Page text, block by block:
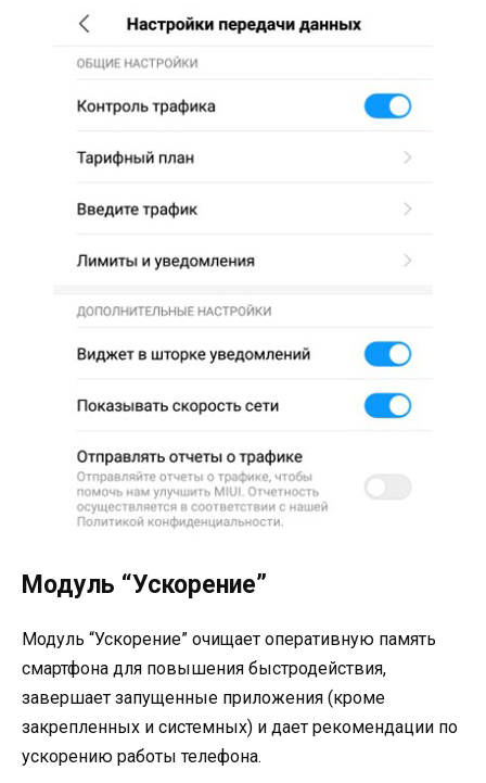
Модуль “Ускорение”
Модуль “Ускорение” очищает оперативную память
смартфона для повышения быстродействия,
завершает запущенные приложения (кроме
закрепленных и системных) и дает рекомендации по
ускорению работы телефона.